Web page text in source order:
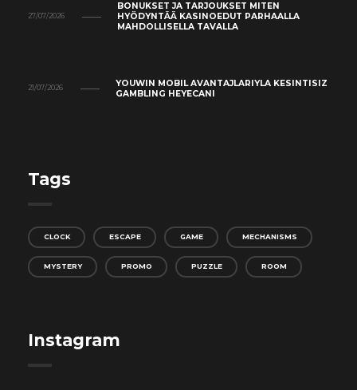
27/07/2026
BONUKSET JA TARJOUKSET MITEN
HYÖDYNTÄÄ KASINOEDUT PARHAALLA
MAHDOLLISELLA TAVALLA
21/07/2026
YOUWIN MOBIL AVANTAJLARIYLA KESINTISIZ
GAMBLING HEYECANI
Tags
CLOCK ESCAPE GAME MECHANISMS
MYSTERY PROMO PUZZLE ROOM
Instagram